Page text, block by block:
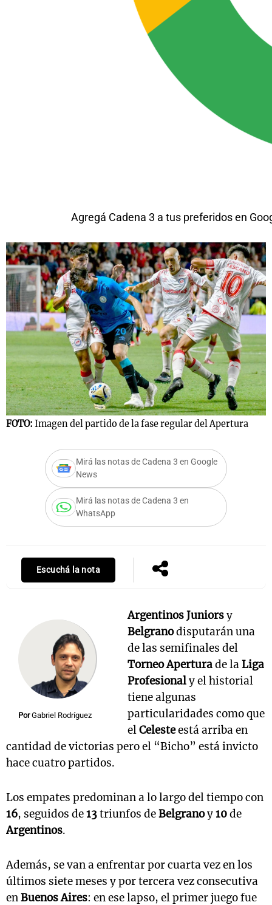
Agregá Cadena 3 a tus preferidos en
FOTO: Imagen del partido de la fase regular del Apertura
Mirá las notas de Cadena 3 en Google
News
Mirá las notas de Cadena 3 en
WhatsApp
Escuchá la nota
Por Gabriel Rodríguez
Argentinos Juniorsy
Belgranodisputarán una
de las semifinales del
Torneo Aperturade laLiga
Profesionaly el historial
tiene algunas
particularidades como que
elCelesteestá arriba en
cantidad de victorias pero el “Bicho” está invicto
hace cuatro partidos.
Los empates predominan a lo largo del tiempo con
16, seguidos de13triunfos deBelgranoy10de
Argentinos.
Además, se van a enfrentar por cuarta vez en los
últimos siete meses y por tercera vez consecutiva
enBuenos Aires: en ese lapso, el primer juego fue